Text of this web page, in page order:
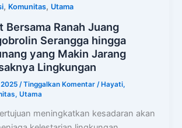
, Komunitas, Utama
Bersama Ranah Juang
Serangga hingga
yang Makin Jarang
Lingkungan
2025/Tinggalkan Komentar / Hayati,
,Utama
meningkatkan kesadaran akan